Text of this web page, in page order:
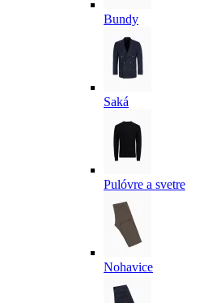
Bundy
Saká
Pulóvre a svetre
Nohavice